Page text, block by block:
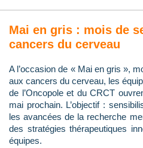
Mai en gris : mois de
cancers du cerveau
A l’occasion de « Mai en gris »,
aux cancers du cerveau, les
de l’Oncopole et du CRCT
mai prochain. L’objectif :
les avancées de la recherche
des stratégies thérapeutiques
équipes.